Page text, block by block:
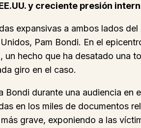
y creciente presión
expansivas a ambos lados
Pam Bondi. En el
hecho que ha desatado una
giro en el caso.
durante una audiencia en
en los miles de documentos
grave, exponiendo a las